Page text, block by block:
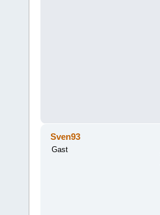
Sven93
Gast